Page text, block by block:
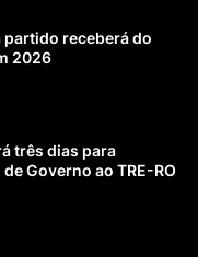
partido receberá do
2026
três dias para
Governo ao TRE-RO